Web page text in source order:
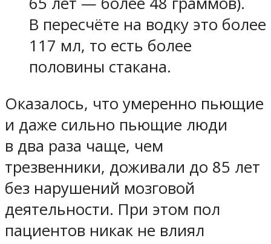
В пересчёте на водку это более
117 мл, то есть более
половины стакана.
Оказалось, что умеренно пьющие
и даже сильно пьющие люди
в два раза чаще, чем
трезвенники, доживали до 85 лет
без нарушений мозговой
деятельности. При этом пол
пациентов никак не влиял